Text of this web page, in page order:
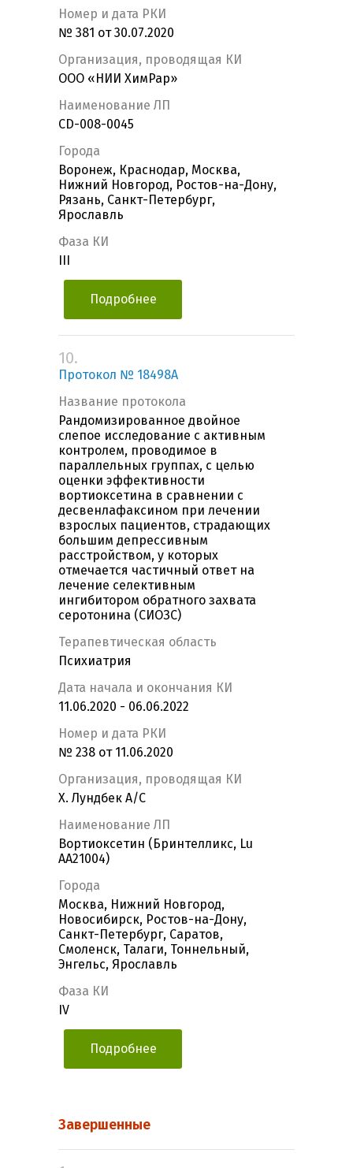
Номер и дата РКИ
№ 381 от 30.07.2020
Организация, проводящая КИ
ООО «НИИ ХимРар»
Наименование ЛП
CD-008-0045
Города
Воронеж, Краснодар, Москва,
Нижний Новгород, Ростов-на-Дону,
Рязань, Санкт-Петербург,
Ярославль
Фаза КИ
Подробнее
10.
Протокол № 18498A
Название протокола
Рандомизированное двойное
слепое исследование с активным
контролем, проводимое в
параллельных группах, с целью
оценки эффективности
вортиоксетина в сравнении с
десвенлафаксином при лечении
взрослых пациентов, страдающих
большим депрессивным
расстройством, у которых
отмечается частичный ответ на
лечение селективным
ингибитором обратного захвата
серотонина (СИОЗС)
Терапевтическая область
Психиатрия
Дата начала и окончания КИ
11.06.2020 - 06.06.2022
Номер и дата РКИ
№ 238 от 11.06.2020
Организация, проводящая КИ
Х. Лундбек А/С
Наименование ЛП
Вортиоксетин (Бринтелликс, Lu
AA21004)
Города
Москва, Нижний Новгород,
Новосибирск, Ростов-на-Дону,
Санкт-Петербург, Саратов,
Смоленск, Талаги, Тоннельный,
Энгельс, Ярославль
Фаза КИ
IV
Подробнее
Завершенные